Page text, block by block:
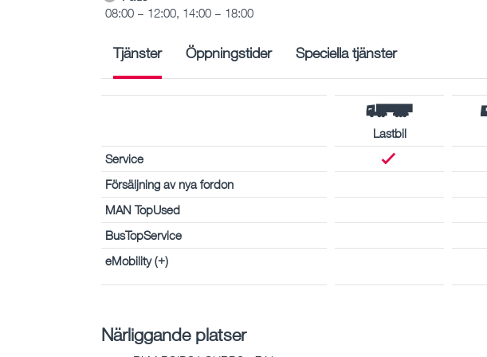
08:00 – 12:00, 14:00 – 18:00
Tjänster Öppningstider Speciella tjänster
Lastbil
Service
Försäljning av nya fordon
MAN TopUsed
BusTopService
eMobility (+)
Närliggande platser